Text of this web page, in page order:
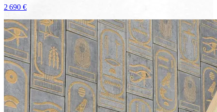
2 690 €
Voir le voyage